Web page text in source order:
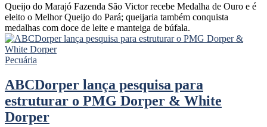
Queijo do Marajó Fazenda São Victor recebe Medalha de Ouro e é
eleito o Melhor Queijo do Pará; queijaria também conquista
medalhas com doce de leite e manteiga de búfala.
Pecuária
ABCDorper lança pesquisa para
estruturar o PMG Dorper & White
Dorper